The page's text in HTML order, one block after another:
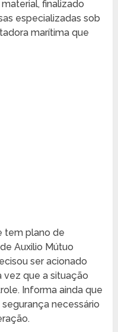
finalizado
especializadas sob
marítima que
tem plano de
Auxilio Mútuo
ser acionado
vez que a situação
Informa ainda que
necessário